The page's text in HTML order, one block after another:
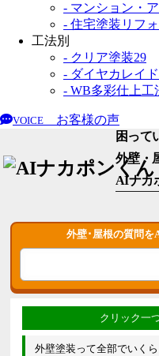
- マンション・
- 住宅塗装リフ
工法別
- クリア塗装29
- ダイヤカレイ
- WB多彩仕上工
VOICE
お客様の声
困って
外壁・
AIナカ
外壁･屋根の質問を
外壁塗装って全部でいく